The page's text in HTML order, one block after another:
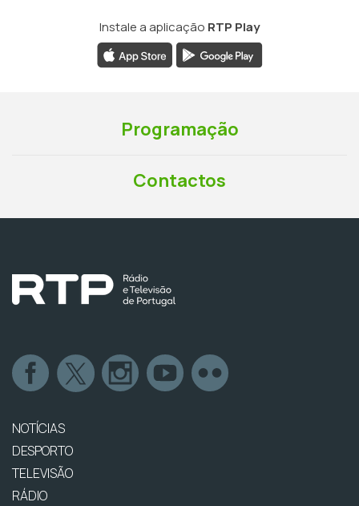
Instale a aplicação RTP Play
Programação
Contactos
NOTÍCIAS
DESPORTO
TELEVISÃO
RÁDIO